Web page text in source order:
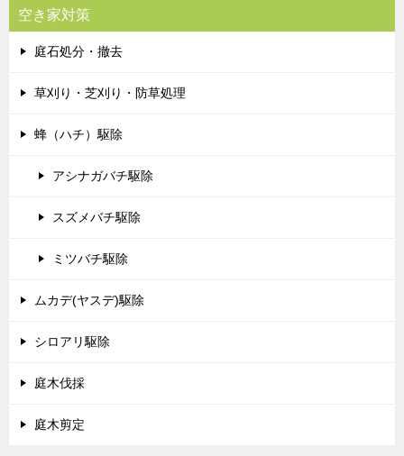
空き家対策
庭石処分・撤去
草刈り・芝刈り・防草処理
蜂（ハチ）駆除
アシナガバチ駆除
スズメバチ駆除
ミツバチ駆除
ムカデ(ヤスデ)駆除
シロアリ駆除
庭木伐採
庭木剪定